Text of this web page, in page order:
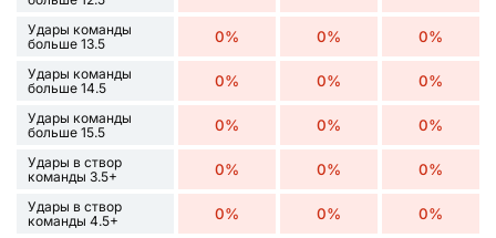
Удары команды
больше 13.5
0% 0% 0%
Удары команды
больше 14.5
0% 0% 0%
Удары команды
больше 15.5
0% 0% 0%
Удары в створ
команды 3.5+
0% 0% 0%
Удары в створ
команды 4.5+
0% 0% 0%